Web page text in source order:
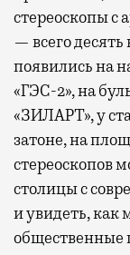
стереоскопы
— всего
появились на
«ГЭС-2», на
«ЗИЛАРТ», у
затоне, на
стереоскопов
столицы с
и увидеть,
общественные